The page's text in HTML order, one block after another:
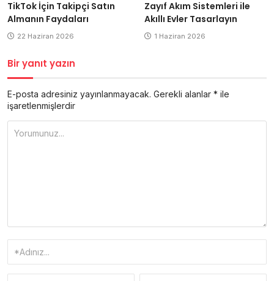
TikTok İçin Takipçi Satın
Almanın Faydaları
22 Haziran 2026
Zayıf Akım Sistemleri ile
Akıllı Evler Tasarlayın
1 Haziran 2026
Bir yanıt yazın
E-posta adresiniz yayınlanmayacak. Gerekli alanlar * ile
işaretlenmişlerdir